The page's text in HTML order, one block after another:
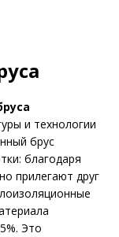
и технологии
брус
благодаря
прилегают друг
Это